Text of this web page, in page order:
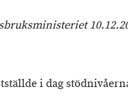
i dag